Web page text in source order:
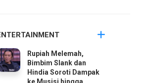
Rupiah Melemah,
Bimbim Slank dan
Hindia Soroti Dampak
ke Musisi hingga